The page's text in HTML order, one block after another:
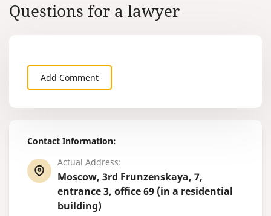
Contact Information:
Actual Address:
Moscow, 3rd Frunzenskaya, 7,
entrance 3, office 69 (in a residential
building)
Questions for a lawyer
Add Comment